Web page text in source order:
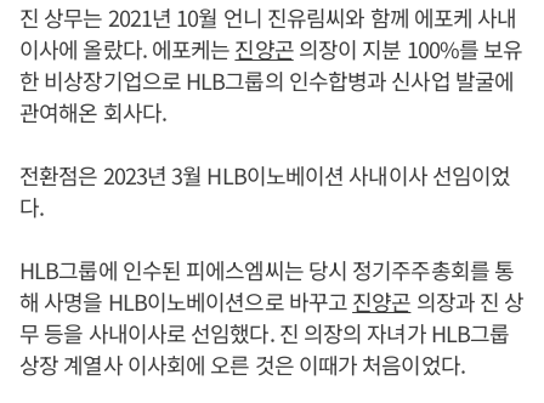
진 상무는 2021년 10월 언니 진유림씨와 함께 에포케 사내
이사에 올랐다. 에포케는진양곤의장이 지분 100%를 보유
한 비상장기업으로 HLB그룹의 인수합병과 신사업 발굴에
관여해온 회사다.
전환점은 2023년 3월 HLB이노베이션 사내이사 선임이었
다.
HLB그룹에 인수된 피에스엠씨는 당시 정기주주총회를 통
해 사명을 HLB이노베이션으로 바꾸고진양곤 의장과 진 상
무 등을 사내이사로 선임했다. 진 의장의 자녀가 HLB그룹
상장 계열사 이사회에 오른 것은 이때가 처음이었다.